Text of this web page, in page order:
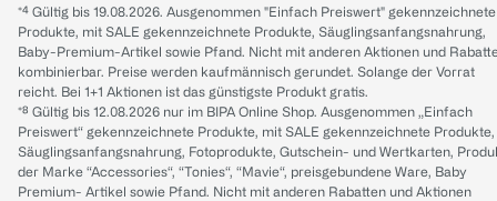
*⁴ Gültig bis 19.08.2026. Ausgenommen "Einfach Preiswert" gekennzeichnete
Produkte, mit SALE gekennzeichnete Produkte, Säuglingsanfangsnahrung,
Baby-Premium-Artikel sowie Pfand. Nicht mit anderen Aktionen und
kombinierbar. Preise werden kaufmännisch gerundet. Solange der Vorrat
reicht. Bei 1+1 Aktionen ist das günstigste Produkt gratis.
*⁸ Gültig bis 12.08.2026 nur im BIPA Online Shop. Ausgenommen „Einfach
Preiswert“ gekennzeichnete Produkte, mit SALE gekennzeichnete Produkte,
Säuglingsanfangsnahrung, Fotoprodukte, Gutschein- und Wertkarten,
der Marke “Accessories“, “Tonies“, “Mavie“, preisgebundene Ware, Baby
Premium- Artikel sowie Pfand. Nicht mit anderen Rabatten und Aktionen